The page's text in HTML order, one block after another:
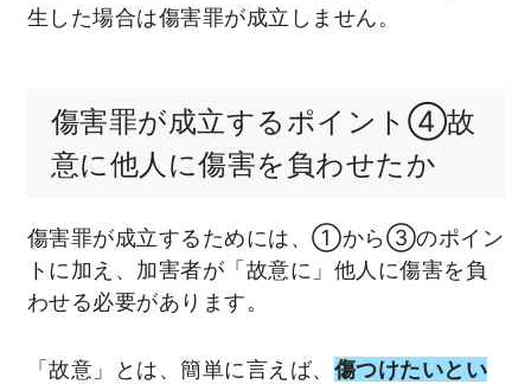
生した場合は傷害罪が成立しません。
傷害罪が成立するポイント④故
意に他人に傷害を負わせたか
傷害罪が成立するためには、①から③のポイン
トに加え、加害者が「故意に」他人に傷害を負
わせる必要があります。
「故意」とは、簡単に言えば、傷つけたいとい